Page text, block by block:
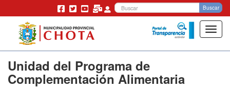
Pasar
contenido
principal
Buscar
Unidad del Programa de
Complementación Alimentaria